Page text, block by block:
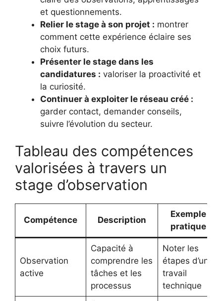
et questionnements.
Relier le stage à son projet : montrer
comment cette expérience éclaire ses
choix futurs.
Présenter le stage dans les
candidatures : valoriser la proactivité et
la curiosité.
Continuer à exploiter le réseau créé :
garder contact, demander conseils,
suivre l’évolution du secteur.
Tableau des compétences
valorisées à travers un
stage d’observation
Compétence Description
Exemple
pratique
Observation
active
Capacité à
comprendre les
tâches et les
processus
Noter les
étapes d’un
travail
technique